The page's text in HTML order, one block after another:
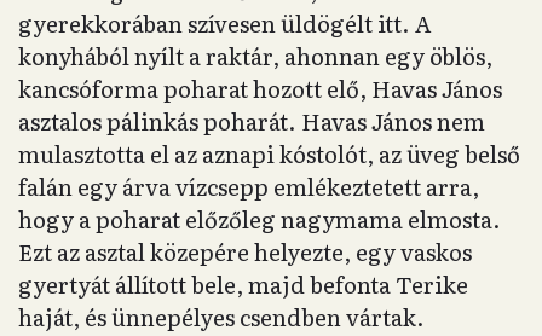
gyerekkorában szívesen üldögélt itt. A
konyhából nyílt a raktár, ahonnan egy öblös,
kancsóforma poharat hozott elő, Havas János
asztalos pálinkás poharát. Havas János nem
mulasztotta el az aznapi kóstolót, az üveg belső
falán egy árva vízcsepp emlékeztetett arra,
hogy a poharat előzőleg nagymama elmosta.
Ezt az asztal közepére helyezte, egy vaskos
gyertyát állított bele, majd befonta Terike
haját, és ünnepélyes csendben vártak.